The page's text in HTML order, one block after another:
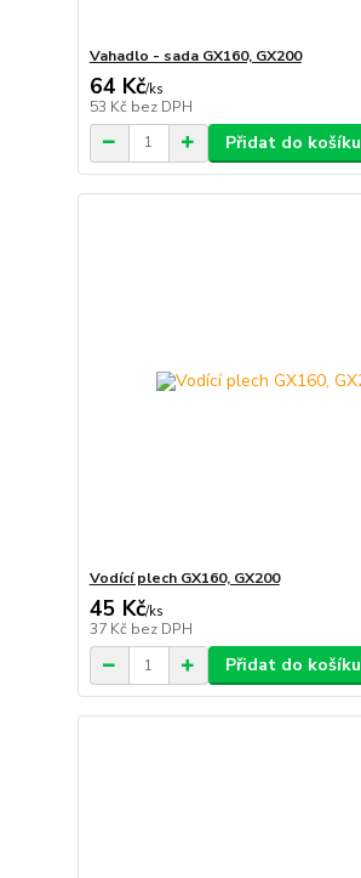
Vahadlo - sada GX160, GX200
64 Kč/ks
53 Kč bez DPH
Přidat do košíku
Vodící plech GX160, GX200
45 Kč/ks
37 Kč bez DPH
Přidat do košíku